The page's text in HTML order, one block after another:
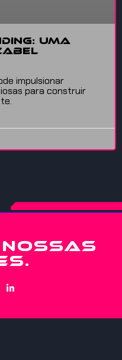
Uma
impulsionar
para construir